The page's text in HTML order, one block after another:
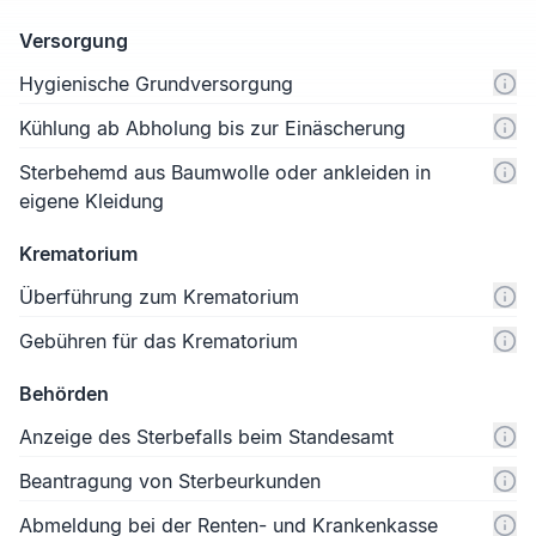
Versorgung
Hygienische Grundversorgung
Kühlung ab Abholung bis zur Einäscherung
Sterbehemd aus Baumwolle oder ankleiden in
eigene Kleidung
Krematorium
Überführung zum Krematorium
Gebühren für das Krematorium
Behörden
Anzeige des Sterbefalls beim Standesamt
Beantragung von Sterbeurkunden
Abmeldung bei der Renten- und Krankenkasse